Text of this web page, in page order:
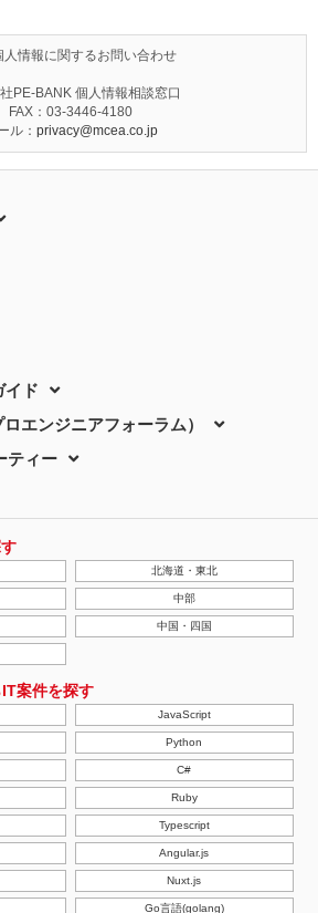
人情報に関するお問い合わせ
PE-BANK 個人情報相談窓口
FAX：03-3446-4180
ル： privacy@mcea.co.jp
イド
エンジニアフォーラム）
ティー
北海道・東北
中部
中国・四国
案件を探す
JavaScript
Python
C#
Ruby
Typescript
Angular.js
Nuxt.js
Go言語(golang)